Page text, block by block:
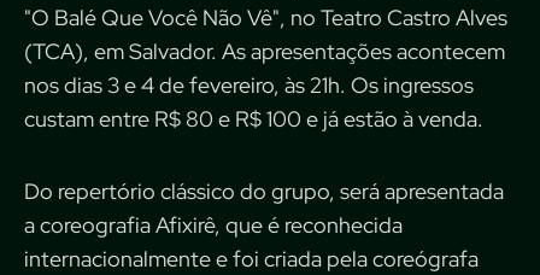
"O Balé Que Você Não Vê", no Teatro Castro Alves
(TCA), em Salvador. As apresentações acontecem
nos dias 3 e 4 de fevereiro, às 21h. Os ingressos
custam entre R$ 80 e R$ 100 e já estão à venda.
Do repertório clássico do grupo, será apresentada
a coreografia Afixirê, que é reconhecida
internacionalmente e foi criada pela coreógrafa